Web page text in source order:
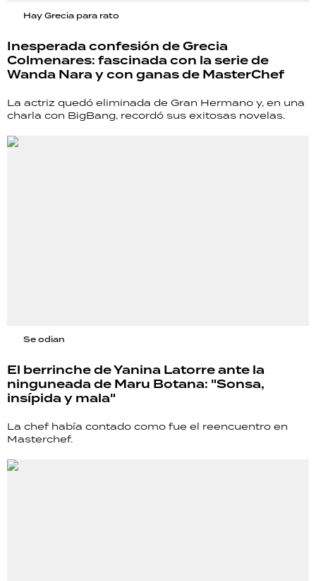
Hay Grecia para rato
Inesperada confesión de Grecia
Colmenares: fascinada con la serie de
Wanda Nara y con ganas de MasterChef
La actriz quedó eliminada de Gran Hermano y, en una
charla con BigBang, recordó sus exitosas novelas.
Se odian
El berrinche de Yanina Latorre ante la
ninguneada de Maru Botana: "Sonsa,
insípida y mala"
La chef había contado como fue el reencuentro en
Masterchef.